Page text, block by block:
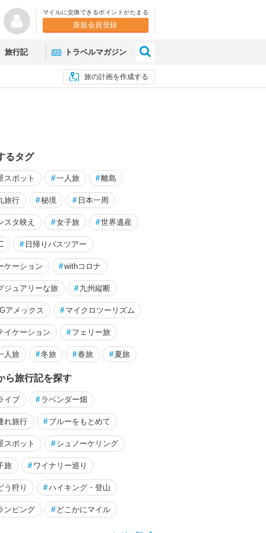
マイルに交換できるポイントがたまる
新規会員登録
旅行記 トラベルマガジン
旅の計画を作成する
「沖縄本島」通算３度目の旅
by nao 2023/08/20～
るタグ
スポット #一人旅 #離島
旅行 #秘境 # 日本一周
スタ映え #女子旅 #世界遺産
# 日帰りバスツアー
ケーション #withコロナ
ジュアリーな旅 # 九州縦断
アメックス # マイクロツーリズム
イケーション # フェリー旅
人旅 #冬旅 #春旅 # 夏旅
ら旅行記を探す
イブ # ラベンダー畑
れ旅行 # ブルーをもとめて
スポット # シュノーケリング
旅 # ワイナリー巡り
う狩り #ハイキング・登山
ンピング # どこかにマイル